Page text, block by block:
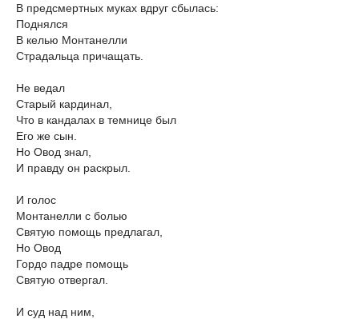
В предсмертных муках вдруг сбылась:
Поднялся
В келью Монтанелли
Страдальца причащать.
Не ведал
Старый кардинал,
Что в кандалах в темнице был
Его же сын.
Но Овод знал,
И правду он раскрыл.
И голос
Монтанелли с болью
Святую помощь предлагал,
Но Овод
Гордо падре помощь
Святую отвергал.
И суд над ним,